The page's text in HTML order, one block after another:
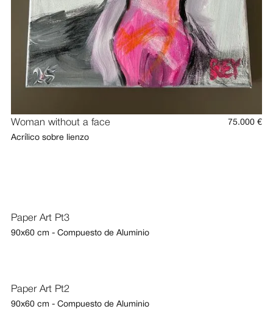
Woman without a face
75.000 €
Acrílico sobre lienzo
Paper Art Pt3
90x60 cm - Compuesto de Aluminio
Paper Art Pt2
90x60 cm - Compuesto de Aluminio